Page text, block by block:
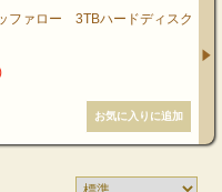
ファロー 3TBハードディスク